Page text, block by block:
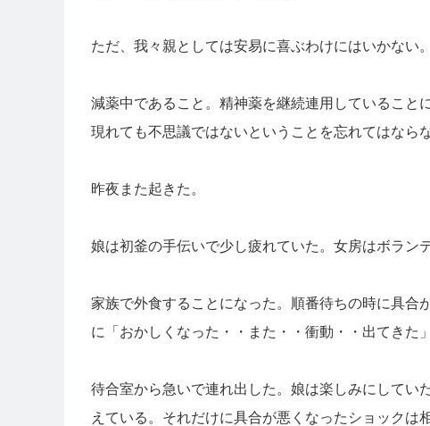
ただ、我々親としては安易に喜ぶわけにはいかない。
減薬中であること。精神薬を継続連用していること
現れても不思議ではないということを忘れてはなら
昨夜また起きた。
娘は初釜の手伝いで少し疲れていた。女房はボラン
家族で外食することになった。順番待ちの時に具合
に「おかしくなった・・また・・衝動・・出てきた
待合室から急いで連れ出した。娘は楽しみにしてい
えている。それだけに具合が悪くなったショックは